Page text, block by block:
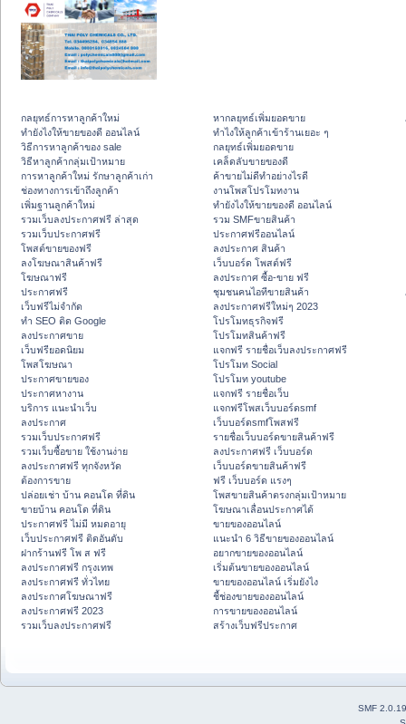
กลยุทธ์การหาลูกค้าใหม่
ทํายังไงให้ขายของดี ออนไลน์
วิธีการหาลูกค้าของ sale
วิธีหาลูกค้ากลุ่มเป้าหมาย
การหาลูกค้าใหม่ รักษาลูกค้าเก่า
ช่องทางการเข้าถึงลูกค้า
เพิ่มฐานลูกค้าใหม่
รวมเว็บลงประกาศฟรี ล่าสุด
รวมเว็บประกาศฟรี
โพสต์ขายของฟรี
ลงโฆษณาสินค้าฟรี
โฆษณาฟรี
ประกาศฟรี
เว็บฟรีไม่จำกัด
ทำ SEO ติด Google
ลงประกาศขาย
เว็บฟรียอดนิยม
โพสโฆษณา
ประกาศขายของ
ประกาศหางาน
บริการ แนะนำเว็บ
ลงประกาศ
รวมเว็บประกาศฟรี
รวมเว็บซื้อขาย ใช้งานง่าย
ลงประกาศฟรี ทุกจังหวัด
ต้องการขาย
ปล่อยเช่า บ้าน คอนโด ที่ดิน
ขายบ้าน คอนโด ที่ดิน
ประกาศฟรี ไม่มี หมดอายุ
เว็บประกาศฟรี ติดอันดับ
ฝากร้านฟรี โพ ส ฟรี
ลงประกาศฟรี กรุงเทพ
ลงประกาศฟรี ทั่วไทย
ลงประกาศโฆษณาฟรี
ลงประกาศฟรี 2023
รวมเว็บลงประกาศฟรี
หากลยุทธ์เพิ่มยอดขาย
ทําไงให้ลูกค้าเข้าร้านเยอะ ๆ
กลยุทธ์เพิ่มยอดขาย
เคล็ดลับขายของดี
ค้าขายไม่ดีทำอย่างไรดี
งานโพสโปรโมทงาน
ทํายังไงให้ขายของดี ออนไลน์
รวม SMFขายสินค้า
ประกาศฟรีออนไลน์
ลงประกาศ สินค้า
เว็บบอร์ด โพสต์ฟรี
ลงประกาศ ซื้อ-ขาย ฟรี
ชุมชนคนไอทีขายสินค้า
ลงประกาศฟรีใหม่ๆ 2023
โปรโมทธุรกิจฟรี
โปรโมทสินค้าฟรี
แจกฟรี รายชื่อเว็บลงประกาศฟรี
โปรโมท Social
โปรโมท youtube
แจกฟรี รายชื่อเว็บ
แจกฟรีโพสเว็บบอร์ดsmf
เว็บบอร์ดsmfโพสฟรี
รายชื่อเว็บบอร์ดขายสินค้าฟรี
ลงประกาศฟรี เว็บบอร์ด
เว็บบอร์ดขายสินค้าฟรี
ฟรี เว็บบอร์ด แรงๆ
โพสขายสินค้าตรงกลุ่มเป้าหมาย
โฆษณาเลื่อนประกาศได้
ขายของออนไลน์
แนะนำ 6 วิธีขายของออนไลน์
อยากขายของออนไลน์
เริ่มต้นขายของออนไลน์
ขายของออนไลน์ เริ่มยังไง
ชี้ช่องขายของออนไลน์
การขายของออนไลน์
สร้างเว็บฟรีประกาศ
SMF 2.0.19